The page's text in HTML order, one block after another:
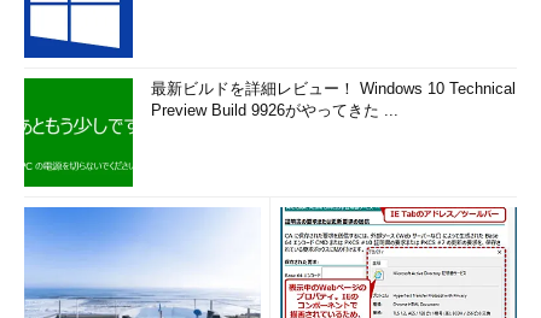
合、アプリケーション／ツールベンダー自身が検証結果を自社サ
イトで公表しているので、事前に確認しておこう（後述の
●デバイスドライバの不足
新たなWindows OS用のデバイスドライバが提供されておら
ず、今まで使っていたデバイス（プリンタや周辺機器など）が利
用できなくなるというのは、今までのWindows OSのアップグレ
ードでもよく見られた現象である。特に古いプリンタのドライバ
が用意されておらず、新しいOSへ移行できなかったり、移行し
てからドライバがないことに気が付いたり、ということも少なく
最新ビルドを詳細レビュー！ Windows 10 Technical
Preview Build 9926がやってきた ...